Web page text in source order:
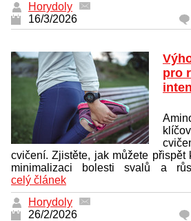
Horydoly
16/3/2026
pro
cvičení. Zjistěte, jak můžete přispět
minimalizaci bolesti svalů a
celý článek
Horydoly
26/2/2026